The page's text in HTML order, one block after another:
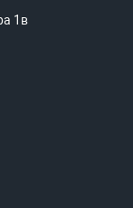
1в